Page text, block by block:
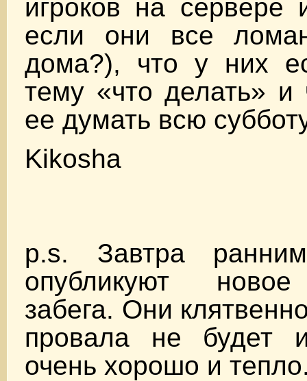
игроков на сервере
если они все
дома?), что у них
тему «что делать» и
ее думать всю
Kikosha
p.s. Завтра
опубликуют
забега. Они
провала не будет
очень хорошо и